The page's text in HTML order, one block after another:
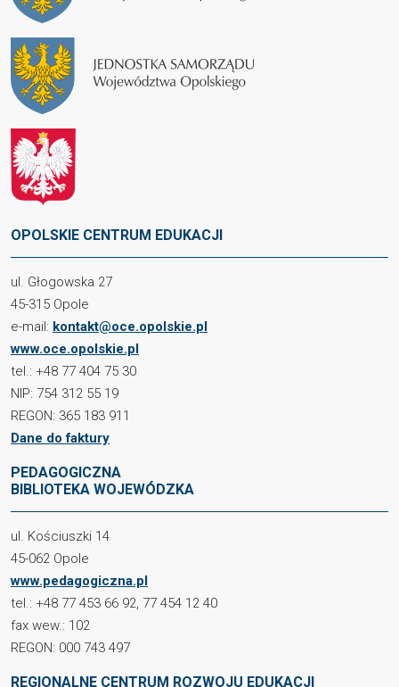
OPOLSKIE CENTRUM EDUKACJI
ul. Głogowska 27
45-315 Opole
e-mail: kontakt@oce.opolskie.pl
www.oce.opolskie.pl
tel.: +48 77 404 75 30
NIP: 754 312 55 19
REGON: 365 183 911
Dane do faktury
PEDAGOGICZNA
BIBLIOTEKA WOJEWÓDZKA
ul. Kościuszki 14
45-062 Opole
www.pedagogiczna.pl
tel.: +48 77 453 66 92, 77 454 12 40
fax wew.: 102
REGON: 000 743 497
REGIONALNE CENTRUM ROZWOJU EDUKACJI